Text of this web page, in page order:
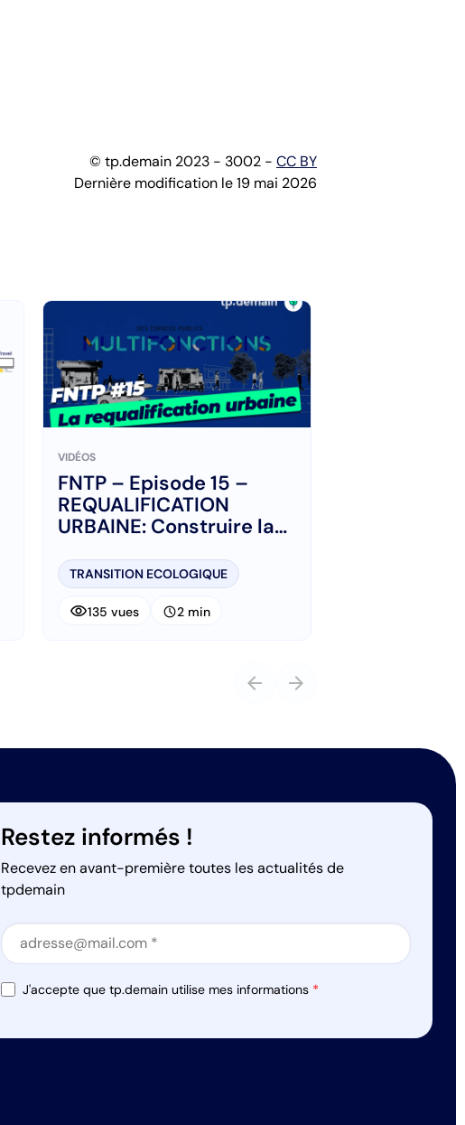
© tp.demain 2023 - 3002 - CC BY
Dernière modification le 19 mai 2026
VIDÉOS
FNTP – Episode 15 –
REQUALIFICATION
URBAINE: Construire la
TRANSITION ECOLOGIQUE
visibility135 vues schedule2 min
arrow_back arrow_forward
Restez informés !
Recevez en avant-première toutes les actualités de
tpdemain
Section
Section
J'accepte que tp.demain utilise mes informations *